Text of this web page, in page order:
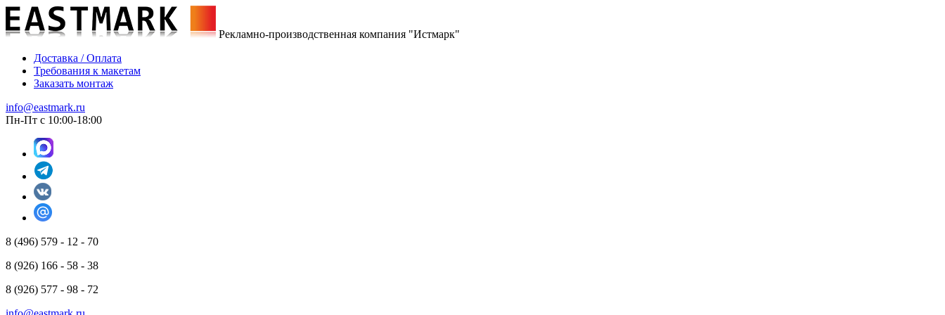
Рекламно-производственная компания "Истмарк"
Доставка / Оплата
Требования к макетам
Заказать монтаж
info@eastmark.ru
Пн-Пт с 10:00-18:00
8 (496) 579 - 12 - 70
8 (926) 166 - 58 - 38
8 (926) 577 - 98 - 72